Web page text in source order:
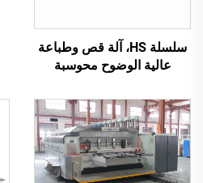
سلسلة HS، آلة قص وطباعة
عالية الوضوح محوسبة
بالكامل (طباعة علوية بنقل
فراغي)